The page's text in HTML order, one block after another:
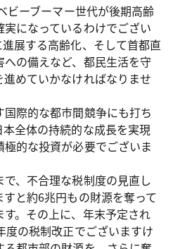
ビーブーマー世代が後期高齢
になっているわけでござい
展する高齢化、そして首都直
の備えなど、都民生活を守
めていかなければなりませ
際的な都市間競争にも打ち
全体の持続的な成長を実現
的な投資が必要でございま
、不合理な税制度の見直し
と約6兆円もの財源を奪って
。その上に、年末予定され
度の税制改正でございますけ